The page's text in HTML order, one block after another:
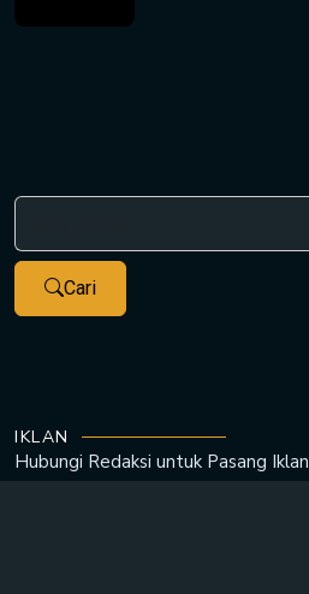
Cari
IKLAN
Hubungi Redaksi untuk Pasang Iklan